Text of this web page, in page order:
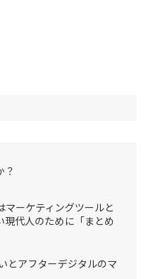
？
マーケティングツールと
現代人のために「まとめ
とアフターデジタルのマ